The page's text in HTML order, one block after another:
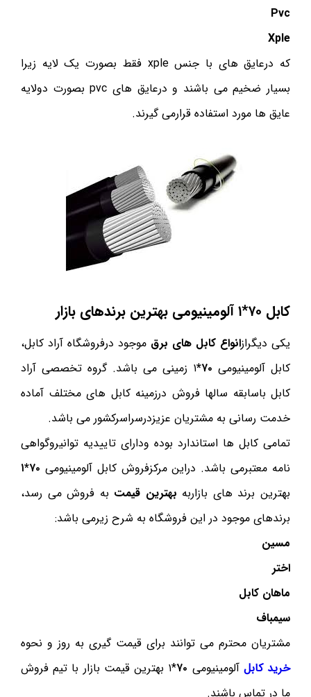
Pvc
Xple
که درعایق های با جنس xple فقط بصورت یک لایه زیرا
بسیار ضخیم می باشند و درعایق های pvc بصورت دولایه
عایق ها مورد استفاده قرارمی گیرند.
کابل ۷۰*۱ آلومینیومی بهترین برندهای بازار
یکی دیگرازانواع کابل های برق موجود درفروشگاه آراد کابل،
کابل آلومینیومی ۷۰*
۱ زمینی می باشد. گروه تخصصی آراد
کابل باسابقه سالها فروش درزمینه کابل های مختلف آماده
خدمت رسانی به مشتریان عزیزدرسراسرکشور می باشد.
تمامی کابل ها استاندارد بوده ودارای تاییدیه توانیروگواهی
نامه معتبرمی باشد. دراین مرکزفروش کابل آلومینیومی ۷۰*۱
بهترین برند های بازاربه بهترین قیمت به فروش می رسد،
برندهای موجود در این فروشگاه به شرح زیرمی باشد:
مسین
اختر
ماهان کابل
سیمباف
مشتریان محترم می توانند برای قیمت گیری به روز و نحوه
خرید کابل آلومینیومی ۷۰
*۱ بهترین قیمت بازار با تیم فروش
ما در تماس باشند.